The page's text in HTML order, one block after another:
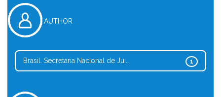
AUTHOR
1
Brasil. Secretaria Nacional de Ju...